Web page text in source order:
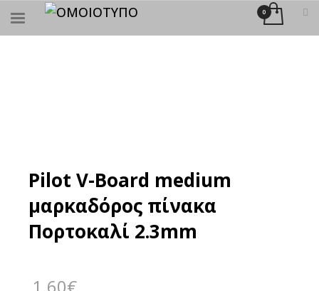
ΑΝΑΖΉΤΗΣΗ
Pilot V-Board medium
μαρκαδόρος πίνακα
Πορτοκαλί 2.3mm